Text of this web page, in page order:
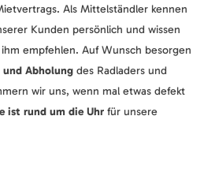
Als Mittelständler kennen
Kunden persönlich und wissen
empfehlen. Auf Wunsch besorgen
und Abholung des Radladers und
wir uns, wenn mal etwas defekt
ist rund um die Uhr für unsere